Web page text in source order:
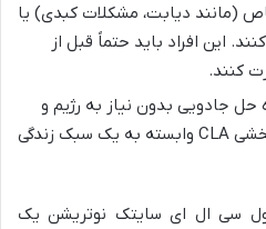
(مانند دیابت، مشکلات کبدی) یا
این افراد باید حتماً قبل از
کنند.
حل جادویی بدون نیاز به رژیم و
ورزش هستند، چرا که اثربخشی CLA وابسته به یک سبک زندگی
سی ال ای سایتک نوتریشن یک